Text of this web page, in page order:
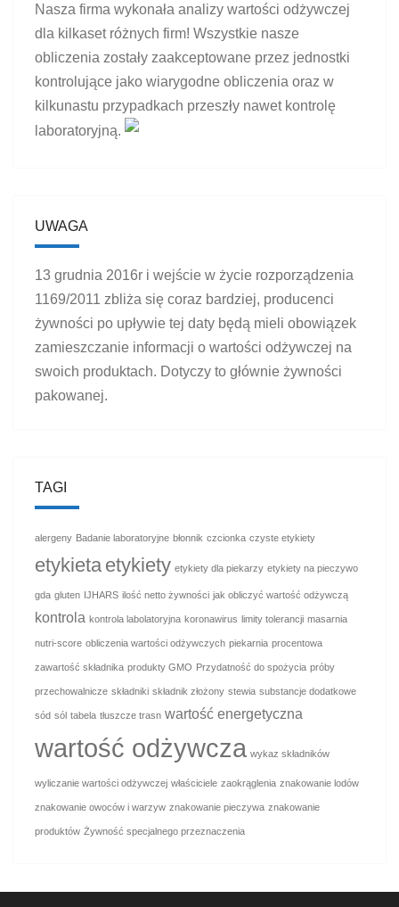
Nasza firma wykonała analizy wartości odżywczej
dla kilkaset różnych firm! Wszystkie nasze
obliczenia zostały zaakceptowane przez jednostki
kontrolujące jako wiarygodne obliczenia oraz w
kilkunastu przypadkach przeszły nawet kontrolę
laboratoryjną.
UWAGA
13 grudnia 2016r i wejście w życie rozporządzenia
1169/2011 zbliża się coraz bardziej, producenci
żywności po upływie tej daty będą mieli obowiązek
zamieszczanie informacji o wartości odżywczej na
swoich produktach. Dotyczy to głównie żywności
pakowanej.
TAGI
alergeny Badanie laboratoryjne błonnik czcionka czyste etykiety
etykieta etykiety etykiety dla piekarzy etykiety na pieczywo
gda gluten IJHARS ilość netto żywności jak obliczyć wartość odżywczą
kontrola kontrola labolatoryjna koronawirus limity tolerancji masarnia
nutri-score obliczenia wartości odżywczych piekarnia procentowa
zawartość składnika produkty GMO Przydatność do spożycia próby
przechowalnicze składniki składnik złożony stewia substancje dodatkowe
sód sól tabela tłuszcze trasn wartość energetyczna
wartość odżywcza wykaz składników
wyliczanie wartości odżywczej właściciele zaokrąglenia znakowanie lodów
znakowanie owoców i warzyw znakowanie pieczywa znakowanie
produktów Żywność specjalnego przeznaczenia